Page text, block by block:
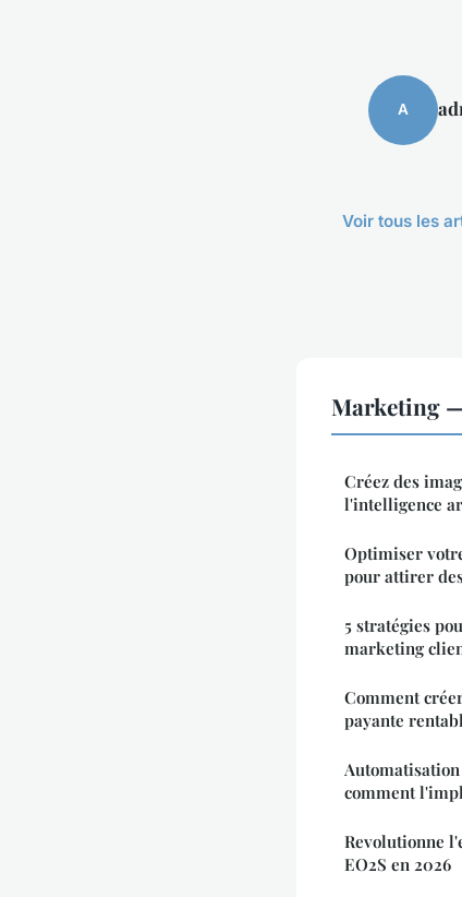
A
Voir tous les
Marketing
Créez des
l'intelligence
Optimiser
pour attirer
5 stratégies
marketing
Comment
payante
comment
Revolutionne
EO2S en 2026